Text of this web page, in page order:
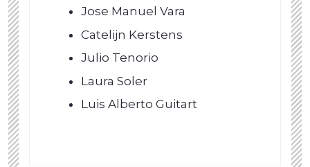
Jose Manuel Vara
Catelijn Kerstens
Julio Tenorio
Laura Soler
Luis Alberto Guitart